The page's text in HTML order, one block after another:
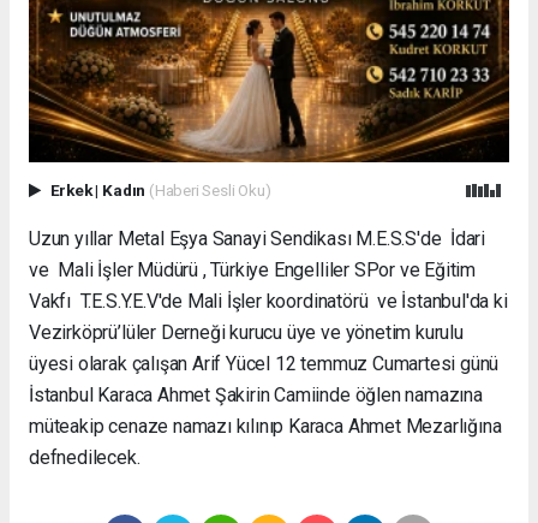
Erkek| Kadın (Haberi Sesli Oku)
Uzun yıllar Metal Eşya Sanayi Sendikası M.E.S.S'de İdari
ve Mali İşler Müdürü , Türkiye Engelliler SPor ve Eğitim
Vakfı T.E.S.Y.E.V'de Mali İşler koordinatörü ve İstanbul'da ki
Vezirköprü’lüler Derneği kurucu üye ve yönetim kurulu
üyesi olarak çalışan Arif Yücel 12 temmuz Cumartesi günü
İstanbul Karaca Ahmet Şakirin Camiinde öğlen namazına
müteakip cenaze namazı kılınıp Karaca Ahmet Mezarlığına
defnedilecek.